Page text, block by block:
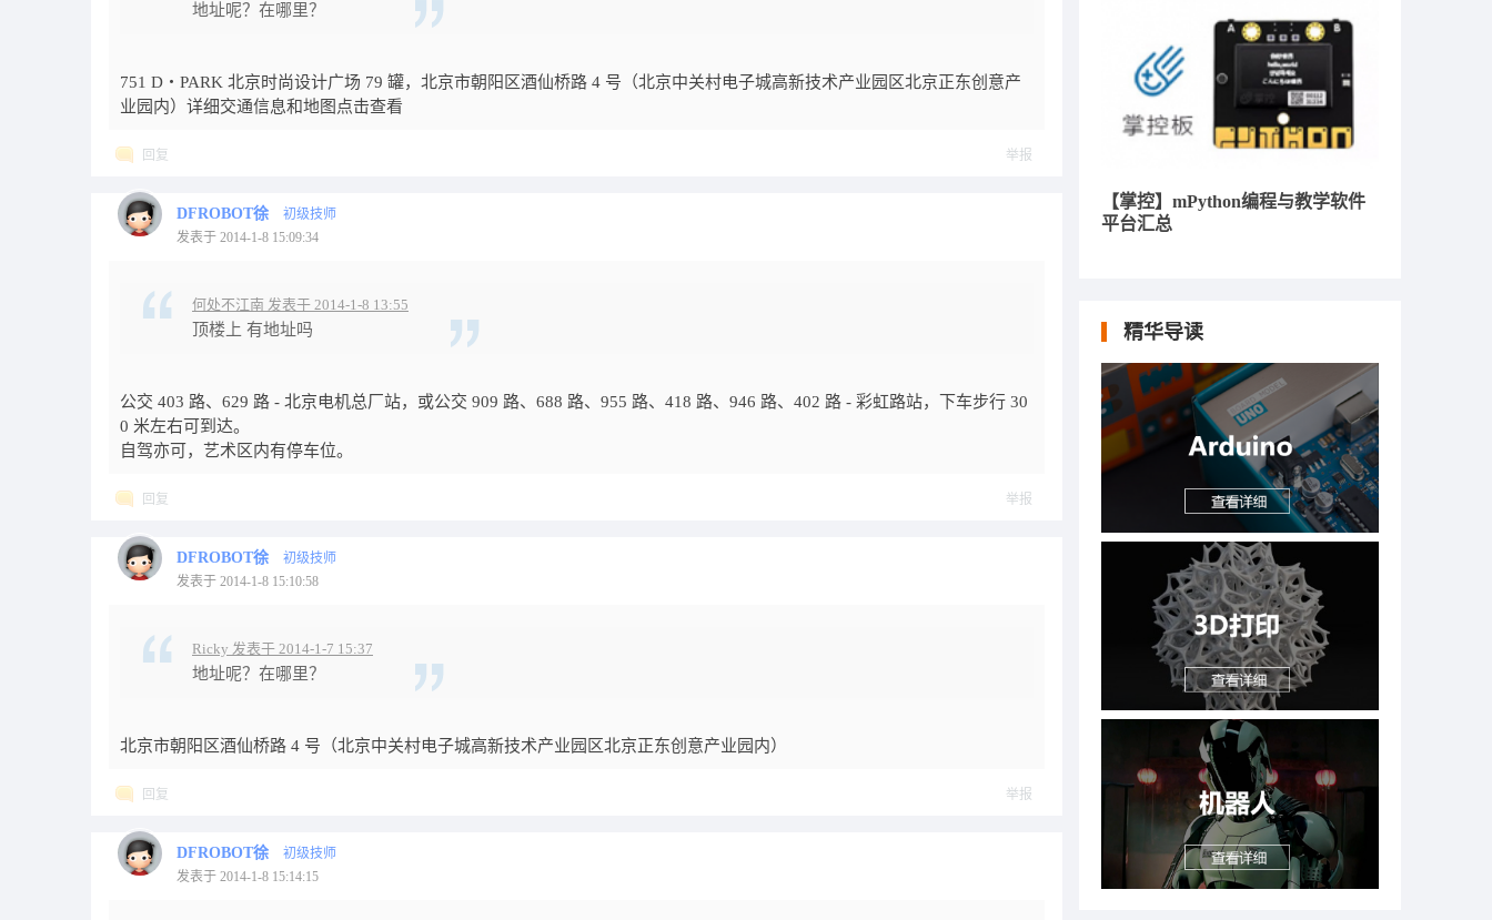
地址呢？在哪里？
751 D・PARK 北京时尚设计广场 79 罐，北京市朝阳区酒仙桥路 4 号（北京中关村电子城高新技术产业园区北京正东创意产
业园内）详细交通信息和地图点击查看
回复 举报
DFROBOT徐
初级技师
发表于 2014-1-8 15:09:34
何处不江南 发表于 2014-1-8 13:55
顶楼上 有地址吗
公交 403 路、629 路 - 北京电机总厂站，或公交 909 路、688 路、955 路、418 路、946 路、402 路 - 彩虹路站，下车步行 30
0 米左右可到达。
自驾亦可，艺术区内有停车位。
回复 举报
DFROBOT徐
初级技师
发表于 2014-1-8 15:10:58
Ricky 发表于 2014-1-7 15:37
地址呢？在哪里？
北京市朝阳区酒仙桥路 4 号（北京中关村电子城高新技术产业园区北京正东创意产业园内）
回复 举报
DFROBOT徐
初级技师
发表于 2014-1-8 15:14:15
【掌控】mPython编程与教学软件
平台汇总
精华导读